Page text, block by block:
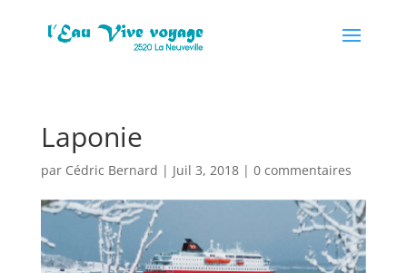
Laponie
par Cédric Bernard | Juil 3, 2018| 0 commentaires